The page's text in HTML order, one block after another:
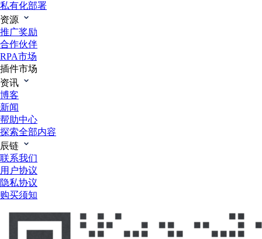
私有化部署
资源
推广奖励
合作伙伴
RPA市场
插件市场
资讯
博客
新闻
帮助中心
探索全部内容
辰链
联系我们
用户协议
隐私协议
购买须知